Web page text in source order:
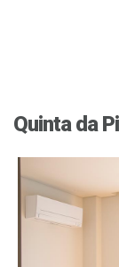
Quinta da